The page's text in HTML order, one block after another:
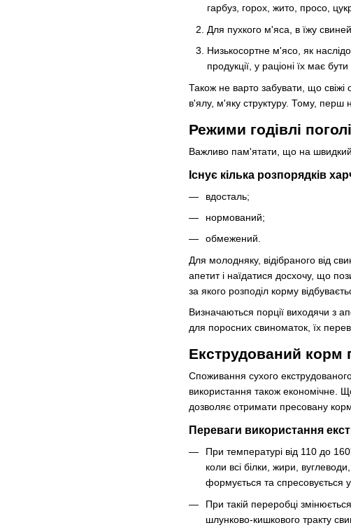
гарбуз, горох, жито, просо,
Для пухкого м'яса, в їжу
Низькосортне м'ясо, як
продукції, у раціоні їх має
Також не варто забувати, що
в'ялу, м'яку структуру. Тому, перш
Режими годівлі
Важливо пам'ятати, що на швидкий
Існує кілька розпорядків
вдосталь;
нормований;
обмежений.
Для молодняку, відібраного від
апетит і наїдатися досхочу, що
за якого розподіл корму
Визначаються порції виходячи з
для поросних свиноматок, їх
Екструдований корм
Споживання сухого
використання також економічне.
дозволяє отримати пресовану
Переваги використання
При температурі від 110 до
коли всі білки, жири,
формується та спресовується у
При такій переробці
шлунково-кишкового тракту